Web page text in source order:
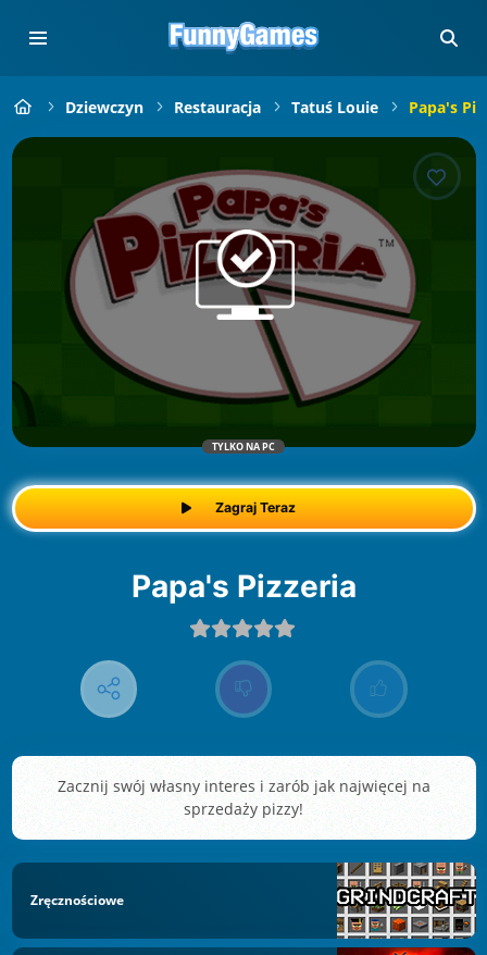
Dziewczyn Restauracja Tatuś Louie Papa's
TYLKO NA PC
Zagraj Teraz
Papa's Pizzeria
Zacznij swój własny interes i zarób jak najwięcej na
sprzedaży pizzy!
Zręcznościowe